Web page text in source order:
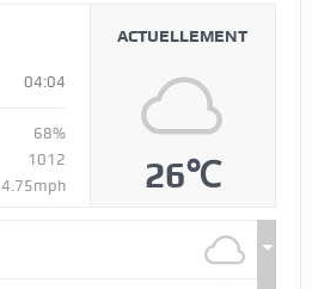
04:04
68%
1012
4.75mph
ACTUELLEMENT
26℃